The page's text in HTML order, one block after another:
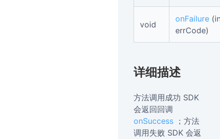
void
onFailure
errCode)
详细描述
方法调用成功 SDK
会返回回调
onSuccess ；方法
调用失败 SDK 会返